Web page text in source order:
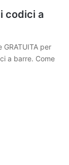
codici a
per
a barre. Come